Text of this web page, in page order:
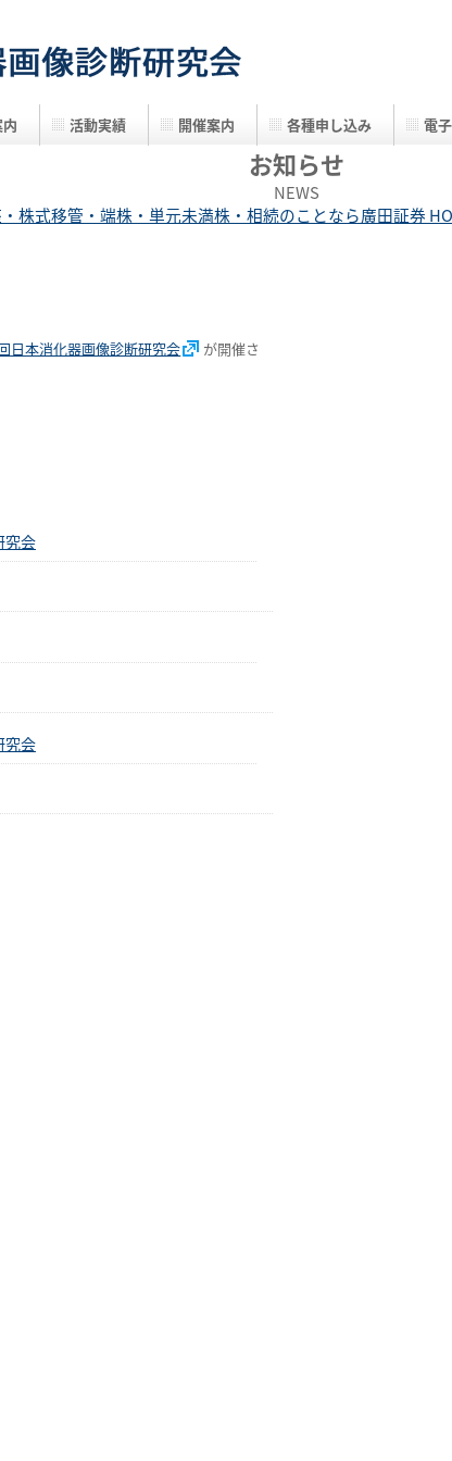
活動実績 開催案内 各種申し込み 電
お知らせ
NEWS
株式移管・端株・単元未満株・相続のことなら廣田証券
日本消化器画像診断研究会
が開催さ
究会
究会